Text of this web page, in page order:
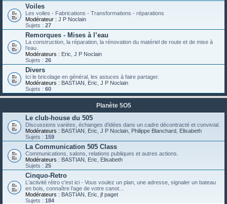
Voiles
Les voiles - Fabrications - Transformations - réparations
Modérateur : J P Noclain
Sujets : 27
Remorques - Mises à l’eau
La construction, la réparation, la rénovation du matériel de route et de mise à
l’eau.
Modérateurs : Eric J P Noclain
Sujets : 26
Divers
Ici le bricolage en général, les astuces à faire partager.
Modérateurs : BASTIAN Eric J P Noclain
Sujets : 60
Planète 5O5
Le club-house du 505
Discussions variées, échanges d'idées dans un cadre décontracté et convivial.
Modérateurs : BASTIAN Eric J P Noclain Philippe Blanchard Elisabeth
Sujets : 159
La Communication 505 Class
Communications, salons, relations publiques et autres actions.
Modérateurs : BASTIAN Eric
Elisabeth
Sujets : 25
Cinquo-Retro
L'activité rétro c'est ici - Vous voulez un plan, une adresse, signaler un bateau
en bois, connaître l'age de votre canot...
Modérateurs : BASTIAN Eric jf paget
Sujets : 184